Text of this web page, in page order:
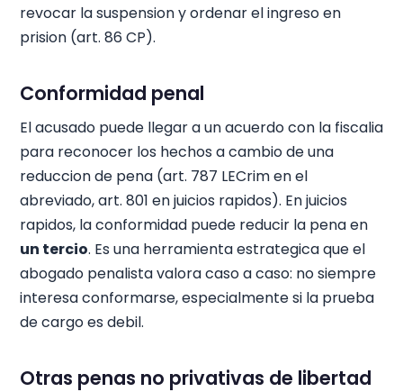
revocar la suspension y ordenar el ingreso en
prision (art. 86 CP).
Conformidad penal
El acusado puede llegar a un acuerdo con la fiscalia
para reconocer los hechos a cambio de una
reduccion de pena (art. 787 LECrim en el
abreviado, art. 801 en juicios rapidos). En juicios
rapidos, la conformidad puede reducir la pena en
un tercio. Es una herramienta estrategica que el
abogado penalista valora caso a caso: no siempre
interesa conformarse, especialmente si la prueba
de cargo es debil.
Otras penas no privativas de libertad